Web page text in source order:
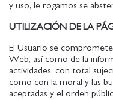
y uso, le rogamos se
UTILIZACIÓN DE LA
El Usuario se
Web, así como de la
actividades, con total
como con la moral y las
aceptadas y el orden